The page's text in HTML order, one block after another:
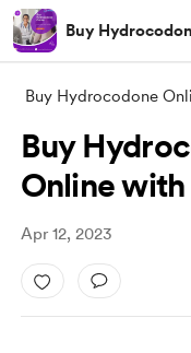
Buy
Buy Hydrocodone
Buy
Online with
Apr 12, 2023